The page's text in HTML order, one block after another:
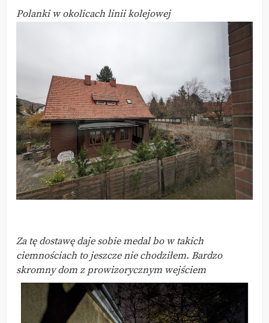
Polanki w okolicach linii kolejowej
Za tę dostawę daje sobie medal bo w takich
ciemnościach to jeszcze nie chodziłem. Bardzo
skromny dom z prowizorycznym wejściem